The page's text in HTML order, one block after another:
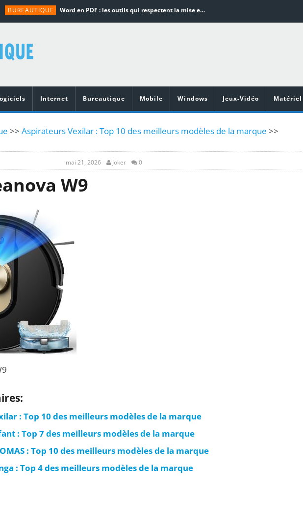
BUREAUTIQUE Word en PDF : les outils qui respectent la mise en page
TUTORIALS
MATÉRIEL
Vidéoprojecteurs Asus : Top 6 des meilleurs modèles de la marque
Internet Bureautique Mobile Windows Jeux-Vidéo Matériel
>> Aspirateurs Vexilar : Top 10 des meilleurs modèles de la marque >>
mai 21, 2026 Joker 0
W9
: Top 10 des meilleurs modèles de la marque
: Top 7 des meilleurs modèles de la marque
: Top 10 des meilleurs modèles de la marque
: Top 4 des meilleurs modèles de la marque